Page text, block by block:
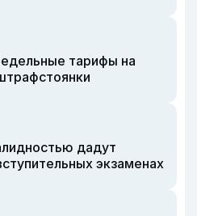
тарифы на
дадут
экзаменах